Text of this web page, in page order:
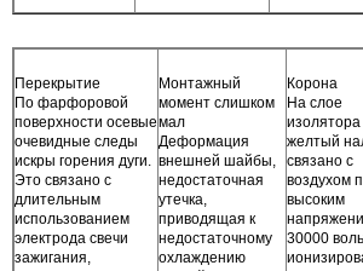
Перекрытие
По фарфоровой
поверхности осевые
очевидные следы
искры горения дуги.
Это связано с
длительным
использованием
электрода свечи
зажигания,
Монтажный
момент слишком
мал
Деформация
внешней шайбы,
недостаточная
утечка,
приводящая к
недостаточному
охлаждению
Корона
На слое
изолятора
желтый
связано с
воздухом
высоким
30000